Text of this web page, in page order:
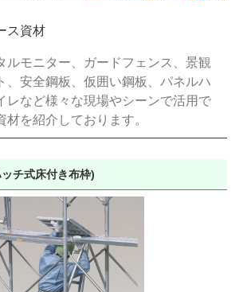
設計士インタビュー
販売・施工代理店募集
ス資材
ルモニター、ガードフェンス、景観
、安全鋼板、仮囲い鋼板、パネルハ
レなど様々な現場やシーンで活用で
材を紹介しております。
チ式床付き布枠)